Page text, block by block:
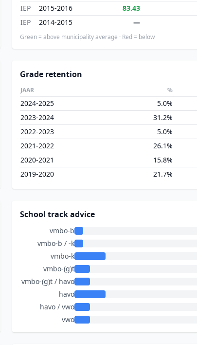
IEP
2015-2016 83.43
IEP
2014-2015 —
Green = above municipality average · Red = below
Grade retention
JAAR %
2024-2025 5.0%
2023-2024
31.2%
2022-2023
5.0%
2021-2022
26.1%
2020-2021
15.8%
2019-2020
21.7%
School track advice
vmbo-b
vmbo-b / -k
vmbo-k
vmbo-(g)t
vmbo-(g)t / havo
havo
havo / vwo
vwo